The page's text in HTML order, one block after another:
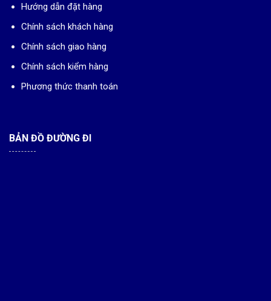
Hướng dẫn đặt hàng
Chính sách khách hàng
Chính sách giao hàng
Chính sách kiểm hàng
Phương thức thanh toán
BẢN ĐỒ ĐƯỜNG ĐI